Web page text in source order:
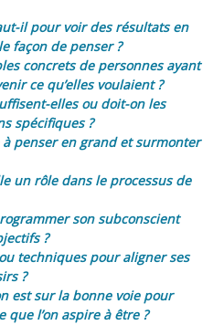
il pour voir des résultats en
façon de penser ?
concrets de personnes ayant
ce qu’elles voulaient ?
elles ou doit-on les
spécifiques ?
penser en grand et surmonter
un rôle dans le processus de
son subconscient
?
techniques pour aligner ses
?
est sur la bonne voie pour
que l’on aspire à être ?